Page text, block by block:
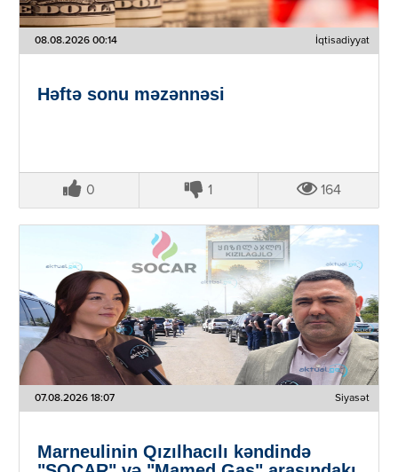
08.08.2026 00:14 İqtisadiyyat
Həftə sonu məzənnəsi
0 1 164
07.08.2026 18:07 Siyasət
Marneulinin Qızılhacılı kəndində